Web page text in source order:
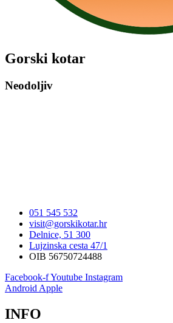
Gorski kotar
Neodoljiv
051 545 532
visit@gorskikotar.hr
Delnice, 51 300
Lujzinska cesta 47/1
OIB 56750724488
Facebook-fYoutube Instagram
Android Apple
INFO